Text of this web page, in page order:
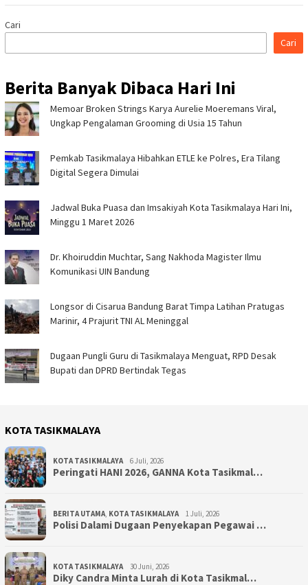
Cari
Cari
Berita Banyak Dibaca Hari Ini
Memoar Broken Strings Karya Aurelie Moeremans Viral,
Ungkap Pengalaman Grooming di Usia 15 Tahun
Pemkab Tasikmalaya Hibahkan ETLE ke Polres, Era Tilang
Digital Segera Dimulai
Jadwal Buka Puasa dan Imsakiyah Kota Tasikmalaya Hari Ini,
Minggu 1 Maret 2026
Dr. Khoiruddin Muchtar, Sang Nakhoda Magister Ilmu
Komunikasi UIN Bandung
Longsor di Cisarua Bandung Barat Timpa Latihan Pra­tugas
Marinir, 4 Prajurit TNI AL Meninggal
Dugaan Pungli Guru di Tasikmalaya Menguat, RPD Desak
Bupati dan DPRD Bertindak Tegas
KOTA TASIKMALAYA
KOTA TASIKMALAYA 6 Juli, 2026
Peringati HANI 2026, GANNA Kota Tasikmal…
BERITA UTAMA KOTA TASIKMALAYA 1 Juli, 2026
Polisi Dalami Dugaan Penyekapan Pegawai …
KOTA TASIKMALAYA 30 Juni, 2026
Diky Candra Minta Lurah di Kota Tasikmal…